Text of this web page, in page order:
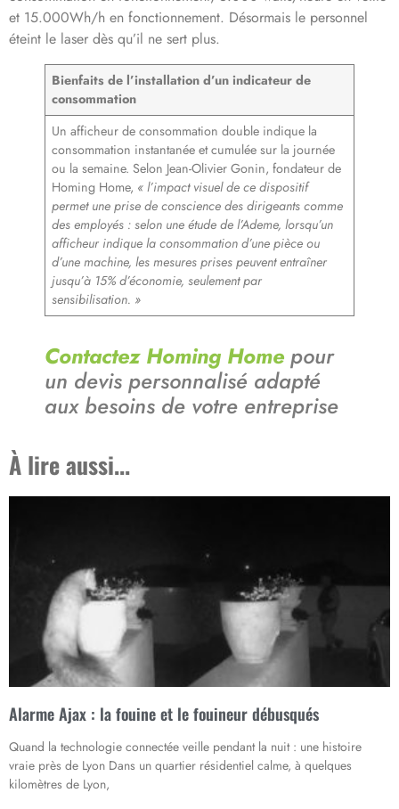
et 15.000Wh/h en fonctionnement. Désormais le personnel
éteint le laser dès qu’il ne sert plus.
Bienfaits de l’installation d’un indicateur de
consommation
Un afficheur de consommation double indique la
consommation instantanée et cumulée sur la journée
ou la semaine. Selon Jean-Olivier Gonin, fondateur de
Homing Home, « l’impact visuel de ce dispositif
permet une prise de conscience des dirigeants comme
des employés : selon une étude de l’Ademe, lorsqu’un
afficheur indique la consommation d’une pièce ou
d’une machine, les mesures prises peuvent entraîner
jusqu’à 15% d’économie, seulement par
sensibilisation. »
Contactez Homing Home pour
un devis personnalisé adapté
aux besoins de votre entreprise
À lire aussi...
Alarme Ajax : la fouine et le fouineur débusqués
Quand la technologie connectée veille pendant la nuit : une histoire
vraie près de Lyon Dans un quartier résidentiel calme, à quelques
kilomètres de Lyon,